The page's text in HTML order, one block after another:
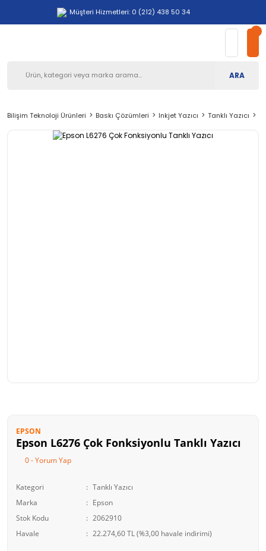
Müşteri Hizmetleri: 0 (212) 438 50 34
ARA
Bilişim Teknoloji Ürünleri Baskı Çözümleri Inkjet Yazıcı Tanklı Yazıcı
EPSON
Epson L6276 Çok Fonksiyonlu Tanklı Yazıcı
0 - Yorum Yap
Kategori
Tanklı Yazıcı
Marka
Epson
Stok Kodu
2062910
Havale
22.274,60 TL (%3,00 havale indirimi)